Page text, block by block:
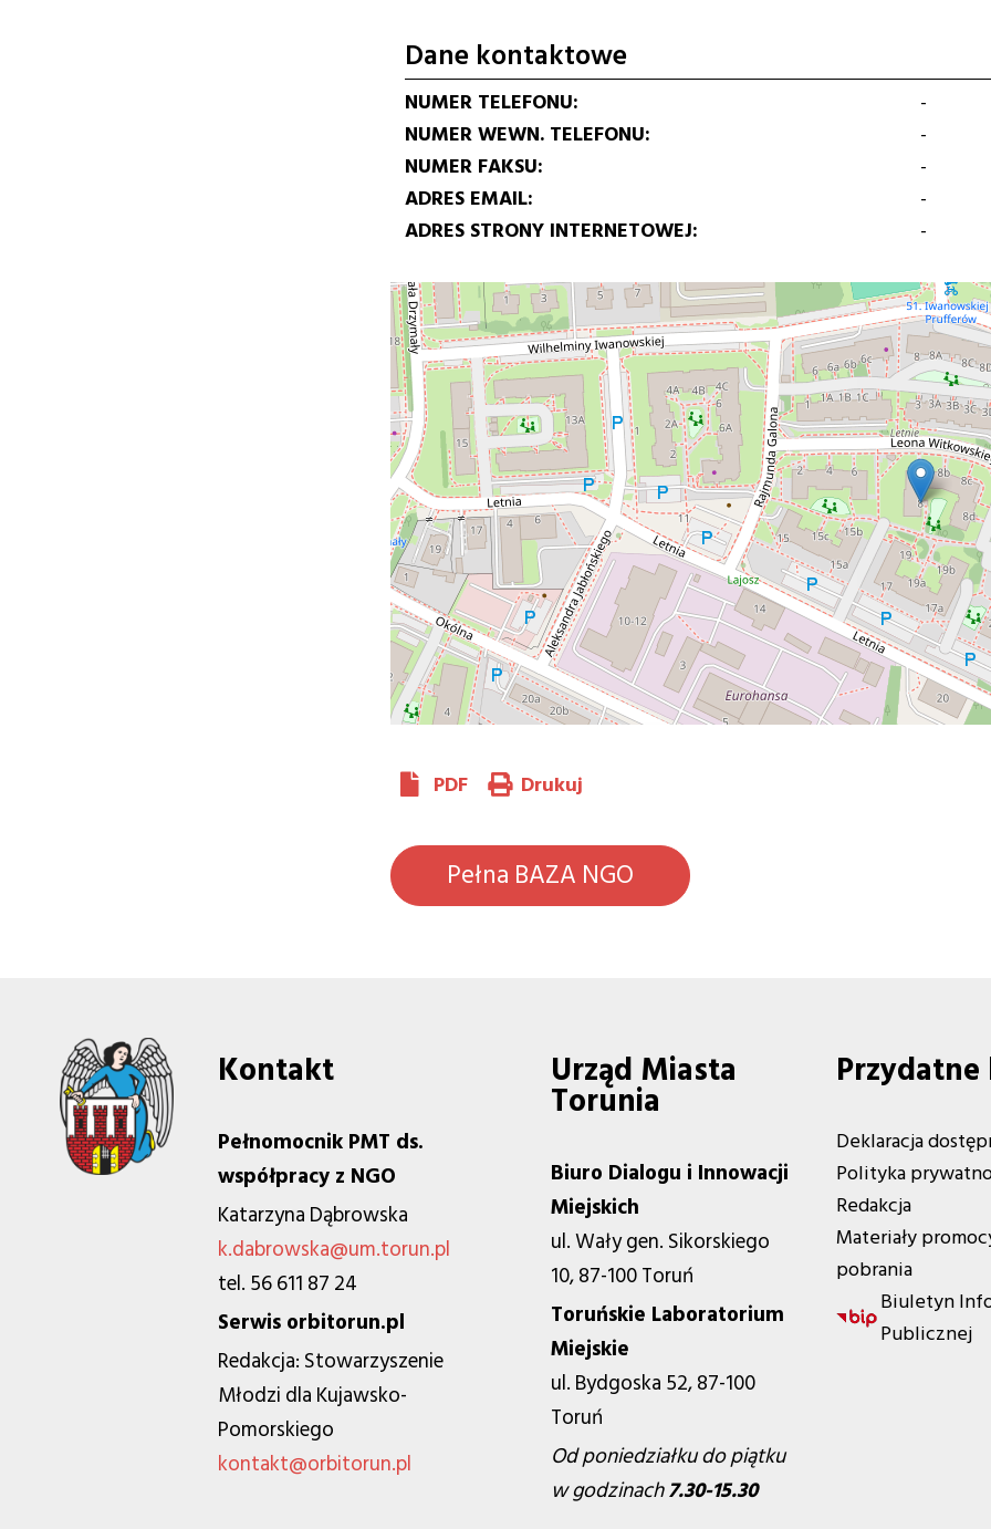
Dane kontaktowe
NUMER TELEFONU
-
NUMER WEWN. TELEFONU
-
NUMER FAKSU
-
ADRES EMAIL
-
ADRES STRONY INTERNETOWEJ
-
PDF Drukuj
Pełna BAZA NGO
Kontakt
Pełnomocnik PMT ds.
współpracy z NGO
Katarzyna Dąbrowska
k.dabrowska@um.torun.pl
tel. 56 611 87 24
Serwis orbitorun.pl
Redakcja: Stowarzyszenie
Młodzi dla Kujawsko-
Pomorskiego
kontakt@orbitorun.pl
Urząd Miasta
Torunia
Biuro Dialogu i Innowacji
Miejskich
ul. Wały gen. Sikorskiego
10, 87-100 Toruń
Toruńskie Laboratorium
Miejskie
ul. Bydgoska 52, 87-100
Toruń
Od poniedziałku do piątku
w godzinach7.30-15.30
Deklaracja
Polityka
Redakcja
Materiały
pobrania
Biuletyn
Publicznej